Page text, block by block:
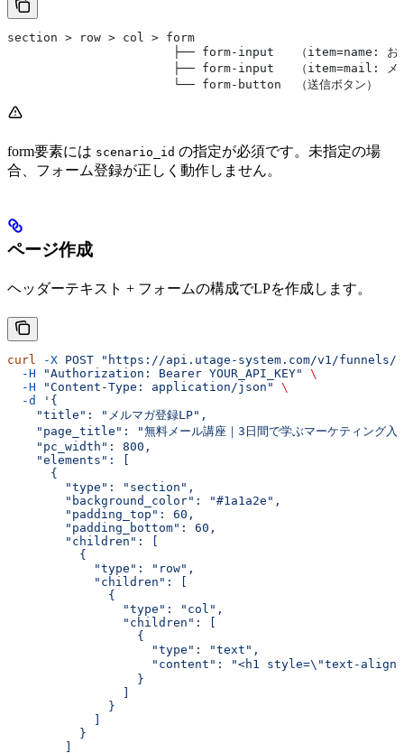
section > row > col > form
├── form-input   （item=name: お名
├── form-input   （item=mail: メー
                       └── form-button  （送信ボタン）
form要素には scenario_id の指定が必須です。未指定の場
合、フォーム登録が正しく動作しません。
ページ作成
ヘッダーテキスト + フォームの構成でLPを作成します。
curl -X POST "https://api.utage-system.com/v1/funnels/
  -H
"Authorization: Bearer YOUR_API_KEY"
\
  -H
"Content-Type: application/json"
\
  -d
'{
    "title": "メルマガ登録LP",
"page_title": "無料メール講座｜3日間で学ぶマーケティング入
    "pc_width": 800,
    "elements": [
      {
        "type": "section",
        "background_color": "#1a1a2e",
        "padding_top": 60,
        "padding_bottom": 60,
        "children": [
          {
            "type": "row",
            "children": [
              {
                "type": "col",
                "children": [
                  {
                    "type": "text",
"content": "<h1 style=\"text-align:
                  }
              }
          }